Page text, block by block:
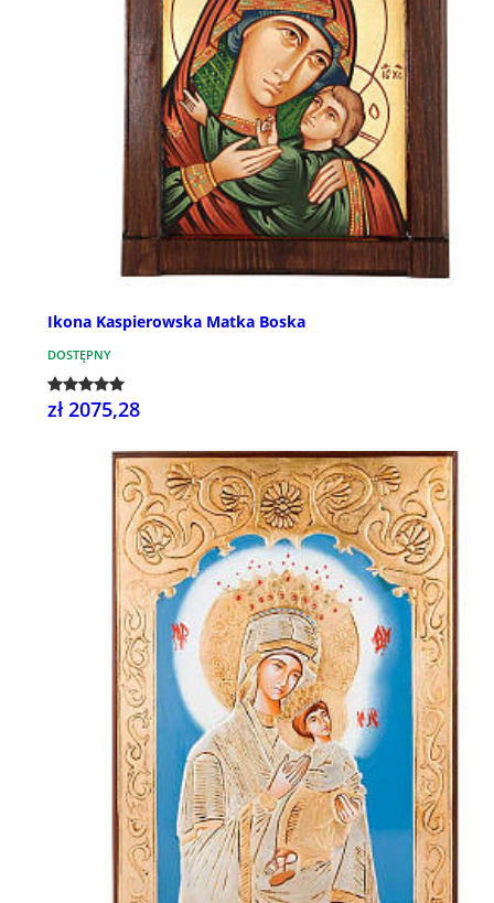
Ikona Kaspierowska Matka Boska
DOSTĘPNY
zł 2075,28